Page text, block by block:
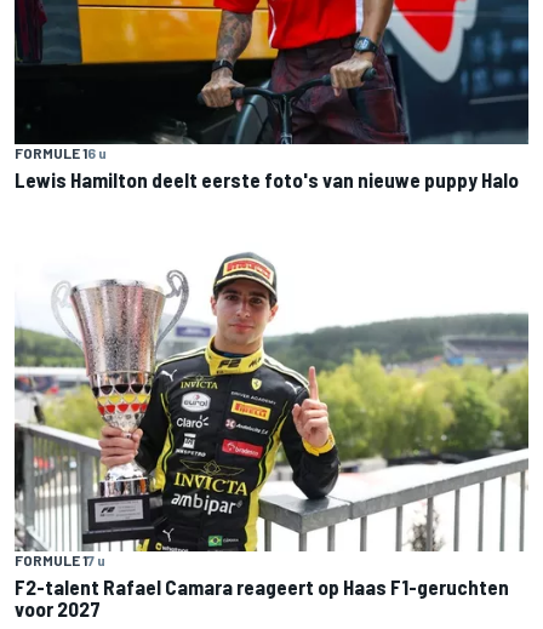
FORMULE 16 u
Lewis Hamilton deelt eerste foto's van nieuwe puppy Halo
FORMULE 17 u
F2-talent Rafael Camara reageert op Haas F1-geruchten
voor 2027